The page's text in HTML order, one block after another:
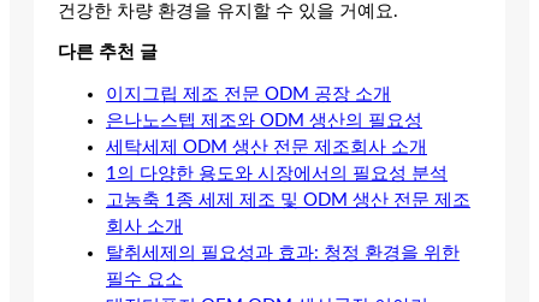
건강한 차량 환경을 유지할 수 있을 거예요.
다른 추천 글
이지그립 제조 전문 ODM 공장 소개
은나노스텝 제조와 ODM 생산의 필요성
세탁세제 ODM 생산 전문 제조회사 소개
1의 다양한 용도와 시장에서의 필요성 분석
고농축 1종 세제 제조 및 ODM 생산 전문 제조
회사 소개
탈취세제의 필요성과 효과: 청정 환경을 위한
필수 요소